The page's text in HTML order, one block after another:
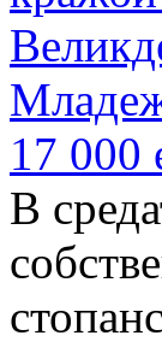
17 000
В